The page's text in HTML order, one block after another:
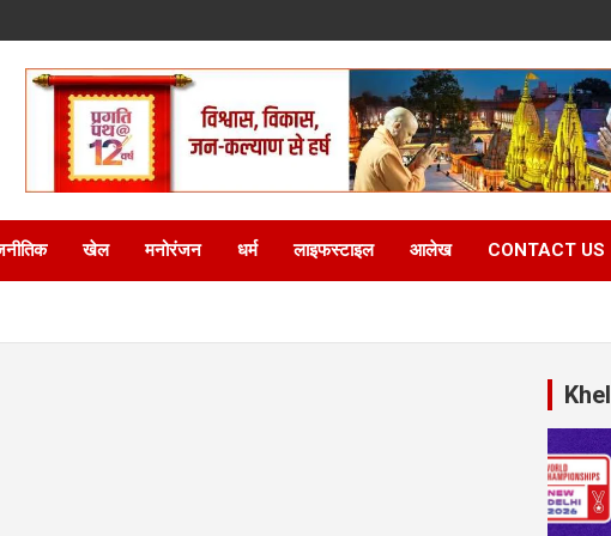
खेल मनोरंजन धर्म लाइफस्टाइल आलेख CONTACT US
Khel